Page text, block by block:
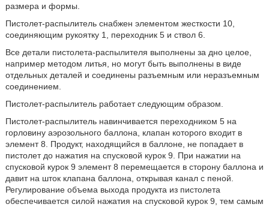
размера и формы.
Пистолет-распылитель снабжен элементом жесткости 10,
соединяющим рукоятку 1, переходник 5 и ствол 6.
Все детали пистолета-распылителя выполнены за дно целое,
например методом литья, но могут быть выполнены в виде
отдельных деталей и соединены разъемным или неразъемным
соединением.
Пистолет-распылитель работает следующим образом.
Пистолет-распылитель навинчивается переходником 5 на
горловину аэрозольного баллона, клапан которого входит в
элемент 8. Продукт, находящийся в баллоне, не попадает в
пистолет до нажатия на спусковой курок 9. При нажатии на
спусковой курок 9 элемент 8 перемещается в сторону баллона и
давит на шток клапана баллона, открывая канал с пеной.
Регулирование объема выхода продукта из пистолета
обеспечивается силой нажатия на спусковой курок 9, тем самым